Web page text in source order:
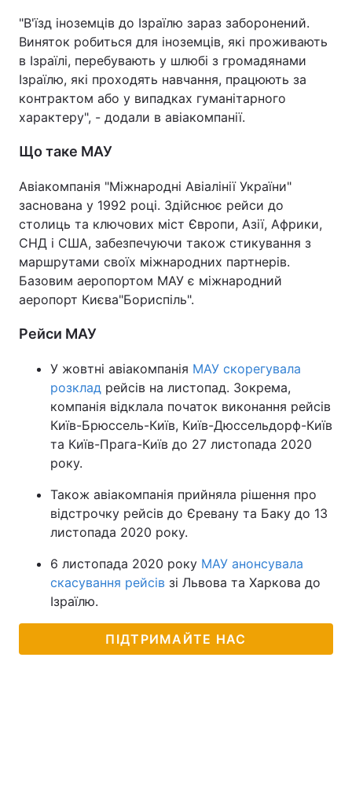
"В'їзд іноземців до Ізраїлю зараз заборонений.
Виняток робиться для іноземців, які проживають
в Ізраїлі, перебувають у шлюбі з громадянами
Ізраїлю, які проходять навчання, працюють за
контрактом або у випадках гуманітарного
характеру", - додали в авіакомпанії.
Що таке МАУ
Авіакомпанія "Міжнародні Авіалінії України"
заснована у 1992 році. Здійснює рейси до
столиць та ключових міст Європи, Азії, Африки,
СНД і США, забезпечуючи також стикування з
маршрутами своїх міжнародних партнерів.
Базовим аеропортом МАУ є міжнародний
аеропорт Києва"Бориспіль".
Рейси МАУ
У жовтні авіакомпанія МАУ скорегувала
розклад рейсів на листопад. Зокрема,
компанія відклала початок виконання рейсів
Київ-Брюссель-Київ, Київ-Дюссельдорф-Київ
та Київ-Прага-Київ до 27 листопада 2020
року.
Також авіакомпанія прийняла рішення про
відстрочку рейсів до Єревану та Баку до 13
листопада 2020 року.
6 листопада 2020 року МАУ анонсувала
скасування рейсів зі Львова та Харкова до
Ізраїлю.
ПІДТРИМАЙТЕ НАС